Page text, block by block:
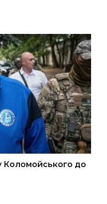
Коломойського до